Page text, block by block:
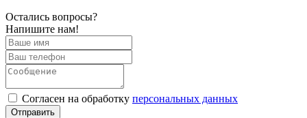
Остались вопросы?
Напишите нам!
Cогласен на обработку персональных данных
Отправить